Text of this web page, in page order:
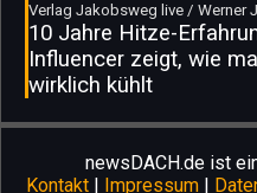
Verlag Jakobsweg live / Werner
10 Jahre Hitze-
Influencer zeigt, wie
wirklich kühlt
newsDACH.de ist
Kontakt | Impressum |